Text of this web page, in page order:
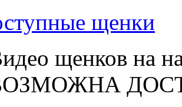
щенки
щенков на